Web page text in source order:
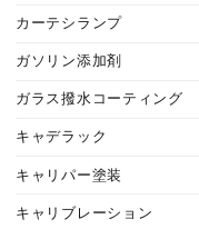
カーテシランプ
ガソリン添加剤
ガラス撥水コーティング
キャデラック
キャリパー塗装
キャリブレーション